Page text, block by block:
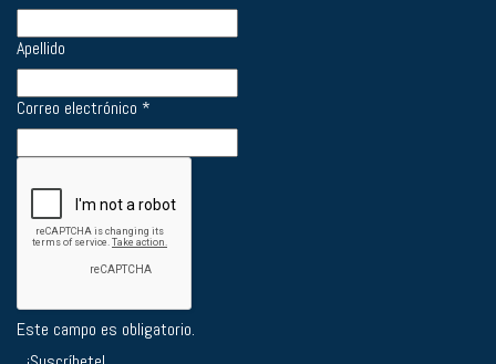
Apellido
Correo electrónico *
Este campo es obligatorio.